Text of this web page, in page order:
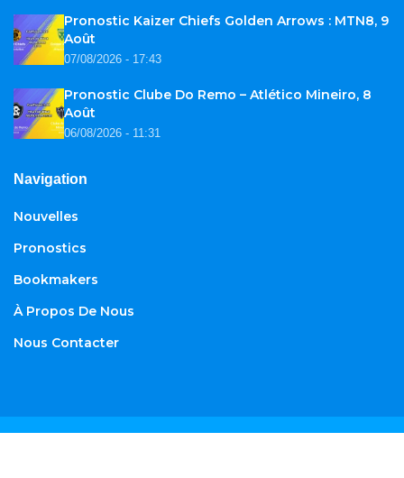
Pronostic Kaizer Chiefs Golden Arrows : MTN8, 9
Août
07/08/2026 - 17:43
Pronostic Clube Do Remo – Atlético Mineiro, 8
Août
06/08/2026 - 11:31
Navigation
Nouvelles
Pronostics
Bookmakers
À Propos De Nous
Nous Contacter